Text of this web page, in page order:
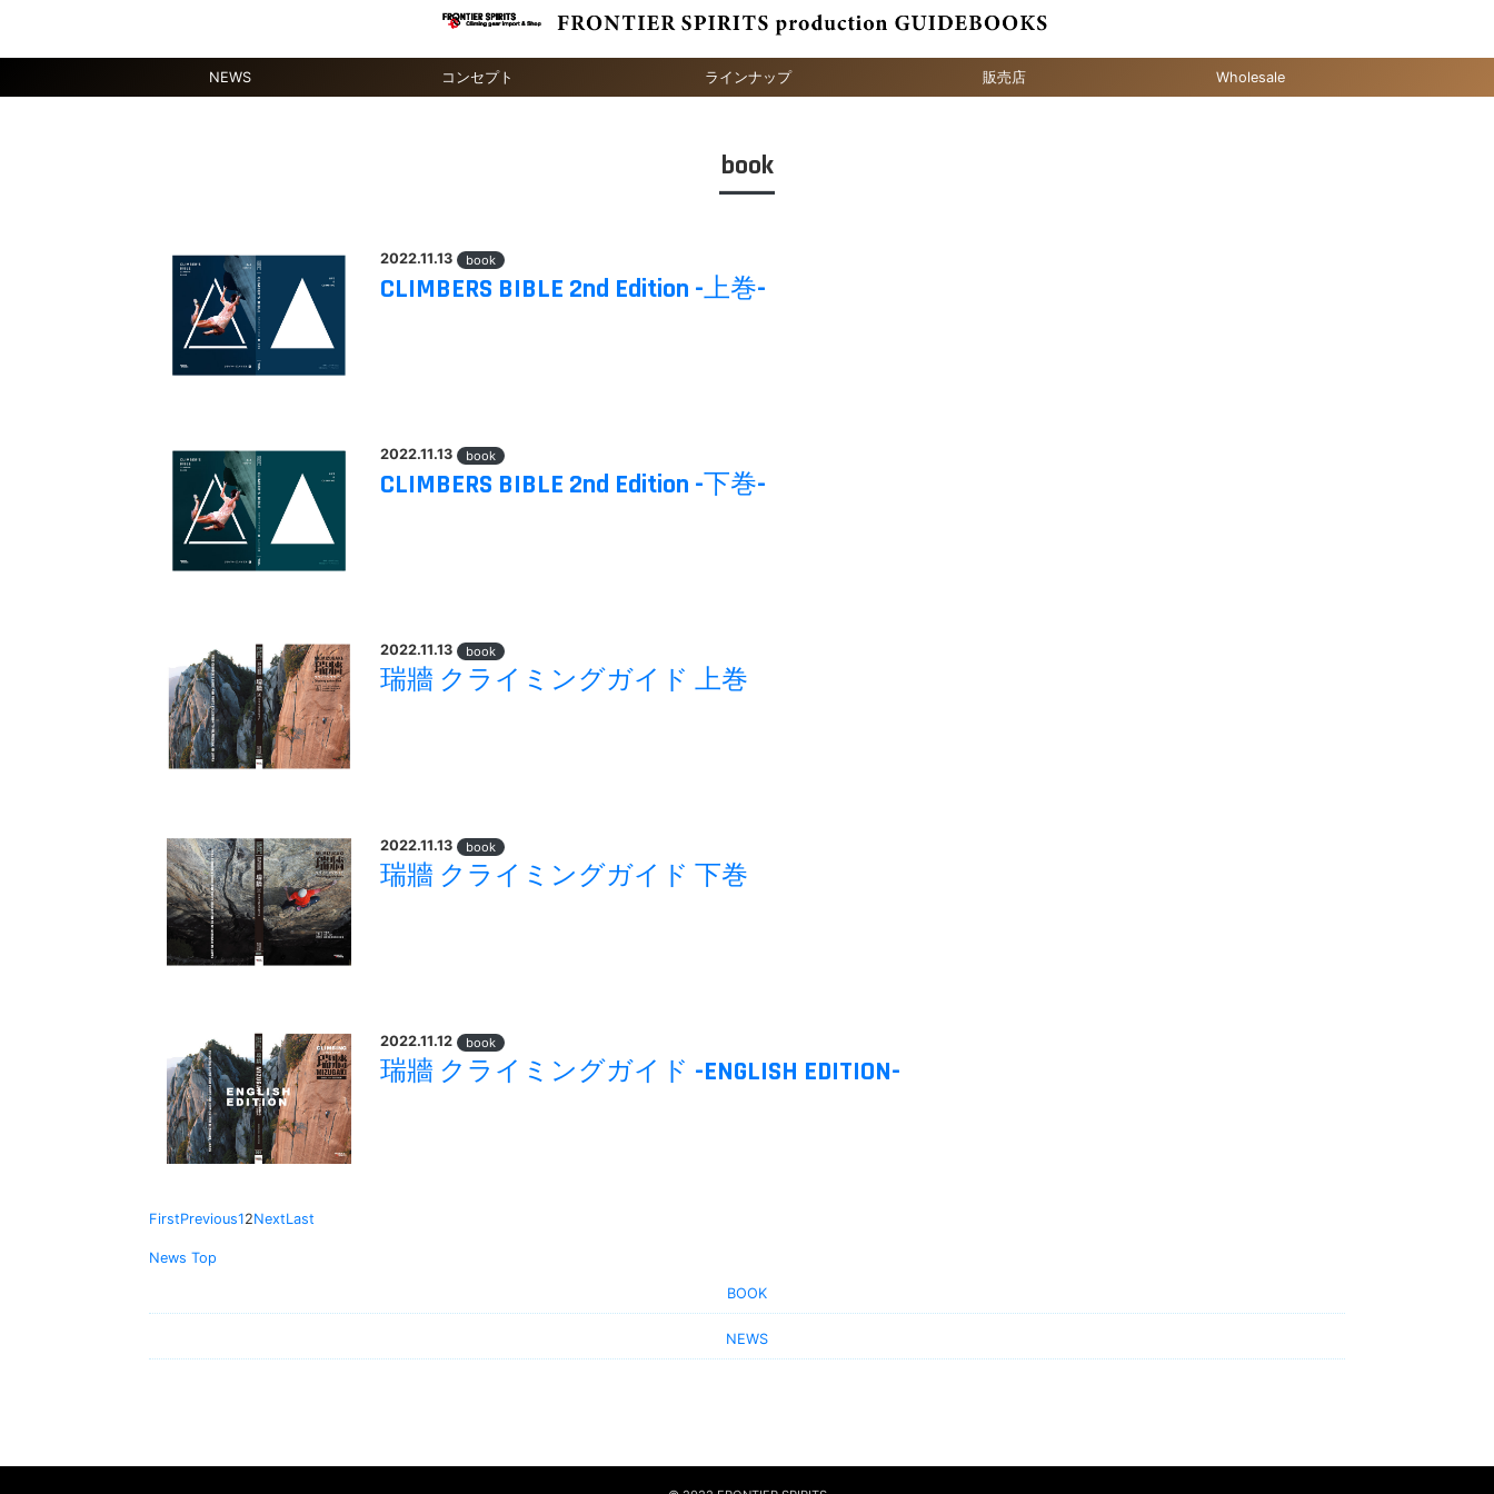
NEWS コンセプト ラインナップ 販売店 Wholesale
book
2022.11.13 book
CLIMBERS BIBLE 2nd Edition -上巻-
2022.11.13 book
CLIMBERS BIBLE 2nd Edition -下巻-
2022.11.13 book
瑞牆 クライミングガイド 上巻
2022.11.13 book
瑞牆 クライミングガイド 下巻
2022.11.12 book
瑞牆 クライミングガイド -ENGLISH EDITION-
FirstPrevious12NextLast
News Top
BOOK
NEWS